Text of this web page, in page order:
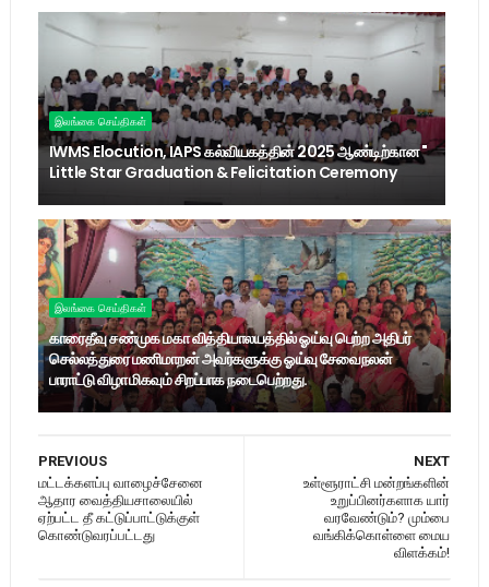
இலங்கை செய்திகள்
IWMS Elocution, IAPS கல்வியகத்தின் 2025 ஆண்டிற்கான "
Little Star Graduation & Felicitation Ceremony
இலங்கை செய்திகள்
காரைதீவு சண்முக மகா வித்தியாலயத்தில் ஓய்வு பெற்ற அதிபர்
செல்லத்துரை மணிமாறன் அவர்களுக்கு ஓய்வு சேவைநலன்
பாராட்டு விழா மிகவும் சிறப்பாக நடைபெற்றது.
NEXT
உள்ளூராட்சி மன்றங்களின்
உறுப்பினர்களாக யார்
வரவேண்டும்? மும்பை
வங்கிக்கொள்ளை மைய
விளக்கம்!
PREVIOUS
மட்டக்களப்பு வாழைச்சேனை
ஆதார வைத்தியசாலையில்
ஏற்பட்ட தீ கட்டுப்பாட்டுக்குள்
கொண்டுவரப்பட்டது